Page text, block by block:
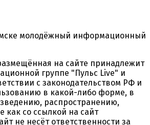
молодёжный информационный
на сайте принадлежит
группе "Пульс Live" и
с законодательством РФ и
в какой-либо форме, в
распространению,
как со ссылкой на сайт
не несёт ответственности за